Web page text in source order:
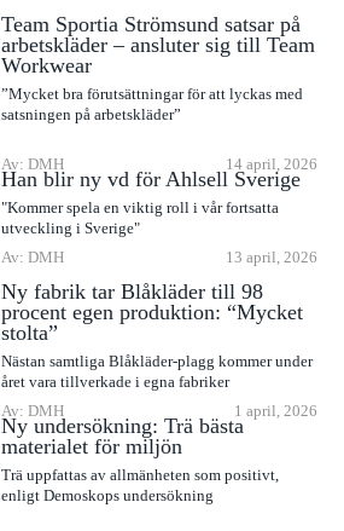
Team Sportia Strömsund satsar på
arbetskläder – ansluter sig till Team
Workwear
”Mycket bra förutsättningar för att lyckas med
satsningen på arbetskläder”
Av: DMH 14 april, 2026
Han blir ny vd för Ahlsell Sverige
"Kommer spela en viktig roll i vår fortsatta
utveckling i Sverige"
Av: DMH
13 april, 2026
Ny fabrik tar Blåkläder till 98
procent egen produktion: “Mycket
stolta”
Nästan samtliga Blåkläder-plagg kommer under
året vara tillverkade i egna fabriker
Av: DMH
1 april, 2026
Ny undersökning: Trä bästa
materialet för miljön
Trä uppfattas av allmänheten som positivt,
enligt Demoskops undersökning